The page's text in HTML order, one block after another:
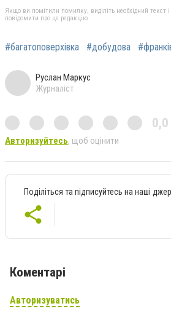
Якщо ви помітили помилку, виділіть необхідний текст
повідомити про це редакцію
#багатоповерхівка #добудова
Руслан Маркус
Журналіст
0,0
Авторизуйтесь, щоб оцінити
Поділіться та підписуйтесь на наші
Коментарі
Авторизуватись